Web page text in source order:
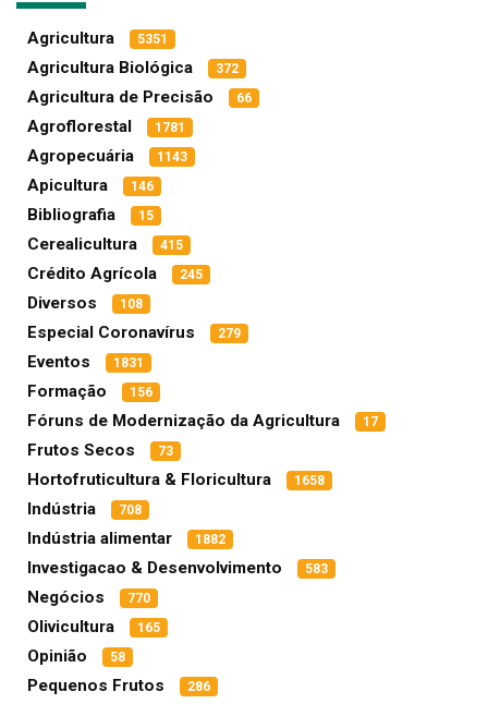
Agricultura 5351
Agricultura Biológica 372
Agricultura de Precisão 66
Agroflorestal 1781
Agropecuária 1143
Apicultura 146
Bibliografia 15
Cerealicultura 415
Crédito Agrícola 245
Diversos 108
Especial Coronavírus 279
Eventos 1831
Formação 156
Fóruns de Modernização da Agricultura 17
Frutos Secos 73
Hortofruticultura & Floricultura 1658
Indústria 708
Indústria alimentar 1882
Investigacao & Desenvolvimento 583
Negócios 770
Olivicultura 165
Opinião 58
Pequenos Frutos 286